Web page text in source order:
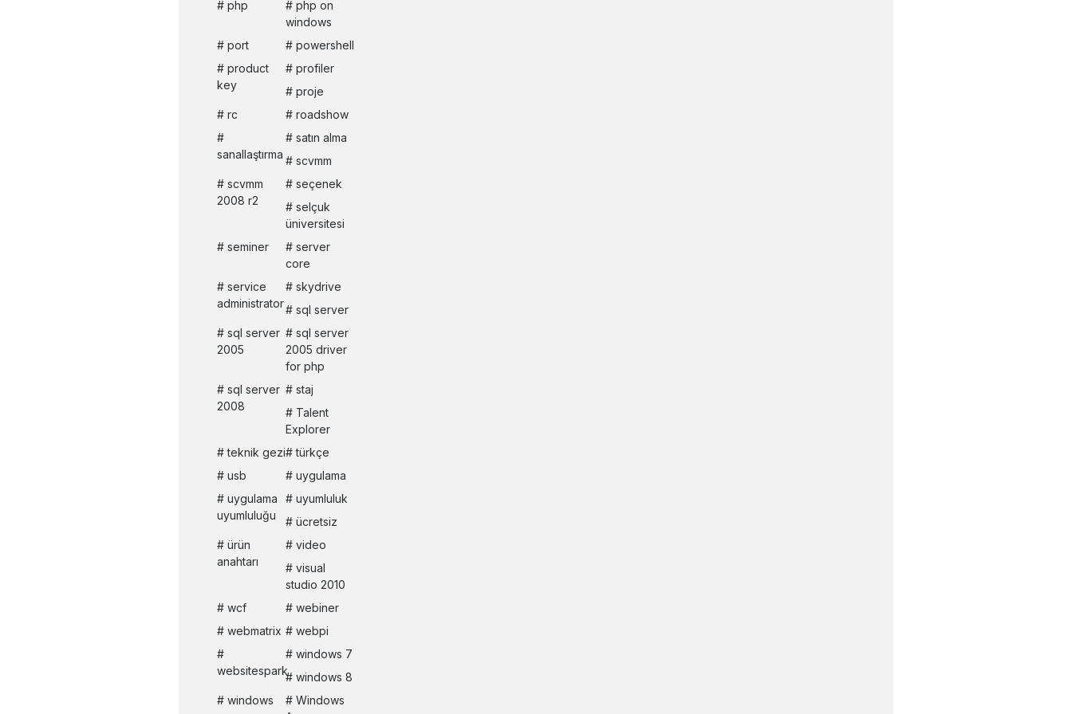
php
php on
windows
port
powershell
product
key
profiler
proje
rc
roadshow
sanallaştırma
satın alma
scvmm
scvmm
2008 r2
seçenek
selçuk
üniversitesi
seminer
server
core
service
administrator
skydrive
sql server
sql server
2005
sql server
2005 driver
for php
sql server
2008
staj
Talent
Explorer
teknik gezi
türkçe
usb
uygulama
uygulama
uyumluluğu
uyumluluk
ücretsiz
ürün
anahtarı
video
visual
studio 2010
wcf
webiner
webmatrix
webpi
websitespark
windows 7
windows 8
windows
Windows